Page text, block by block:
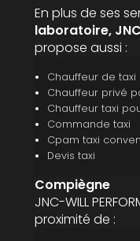
En plus de ses
laboratoire,
propose aussi :
Chauffeur de taxi
Chauffeur privé
Chauffeur taxi
Commande taxi
Cpam taxi
Devis taxi
Compiègne
JNC-WILL
proximité de :